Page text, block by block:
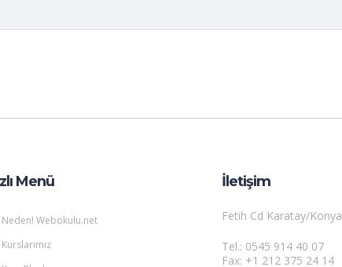
Menü
Neden! Webokulu.net
Kurslarımız
İletişim
Fetih Cd Karatay/Konya
Tel.: 0545 914 40 07
Fax: +1 212 375 24 14